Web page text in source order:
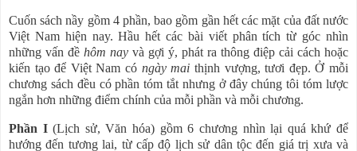
Cuốn sách nầy gồm 4 phần, bao gồm gần hết các mặt của đất nước
Việt Nam hiện nay. Hầu hết các bài viết phân tích từ góc nhìn
những vấn đề hôm nay và gợi ý, phát ra thông điệp cải cách hoặc
kiến tạo để Việt Nam có ngày mai thịnh vượng, tươi đẹp. Ở mỗi
chương sách đều có phần tóm tắt nhưng ở đây chúng tôi tóm lược
ngắn hơn những điểm chính của mỗi phần và mỗi chương.
Phần I(Lịch sử, Văn hóa) gồm 6 chương nhìn lại quá khứ để
hướng đến tương lai, từ cấp độ lịch sử dân tộc đến giá trị xưa và